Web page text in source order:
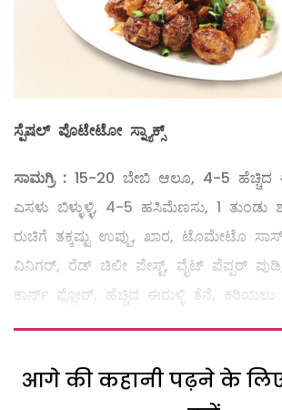
ಸ್ಪೆಷಲ್ ಪೊಟೇಟೋ ಸ್ನ್ಯಾಕ್ಸ್
ಸಾಮಗ್ರಿ: 15-20 ಬೇಬಿ ಆಲೂ, 4-5 ಹೆಚ್ಚಿದ
ಎಸಳು ಬಿಳ್ಳುಳ್ಳಿ, 4-5 ಹಸಿಮೆಣಸು, 1 ತುಂಡು
ರುಚಿಗೆ ತಕ್ಕಷ್ಟು ಉಪ್ಪು, ಖಾರ, ಟೊಮೇಟೊ
ವಿನಿಗರ್‌, ರೆಡ್‌ ಚಿಲೀ ಪೇಸ್ಟ್, ವೈಟ್‌ ಪೆಪ್ಪರ್‌
ಕಾರ್ನ್‌ ಫ್ಲೋರ್‌, ಹೆಚ್ಚಿದ ಈರುಳ್ಳಿ ತೆನೆ, ಕರಿಯಲು
आगे की कहानी पढ़ने के लिए